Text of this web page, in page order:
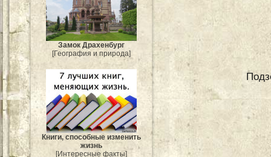
Замок Драхенбург
[География и природа]
Книги, способные изменить
жизнь
[Интересные факты]